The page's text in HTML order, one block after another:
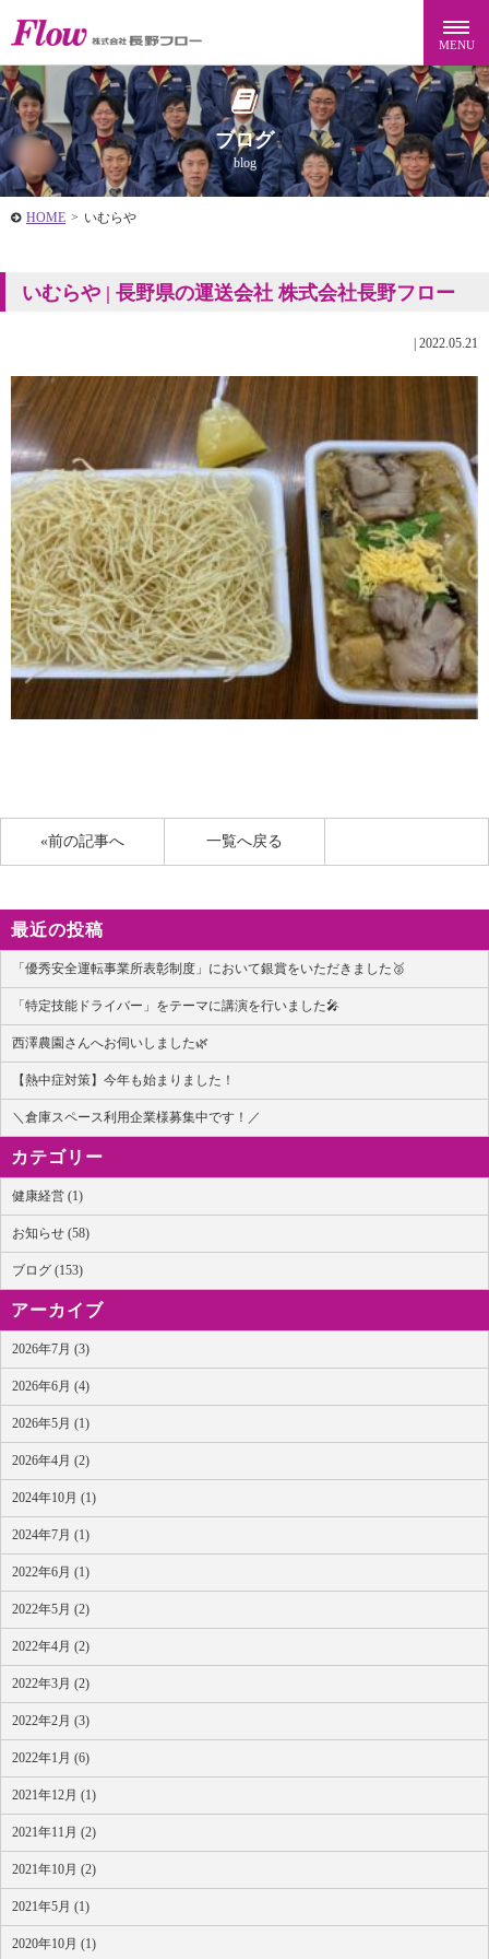
ブログ
blog
HOME > いむらや
いむらや | 長野県の運送会社 株式会社長野フロー
2022.05.21
«前の記事へ 一覧へ戻る
最近の投稿
「優秀安全運転事業所表彰制度」において銀賞をいただきました🥈
「特定技能ドライバー」をテーマに講演を行いました🎤
西澤農園さんへお伺いしました🌿
【熱中症対策】今年も始まりました！
＼倉庫スペース利用企業様募集中です！／
カテゴリー
健康経営 (1)
お知らせ (58)
ブログ (153)
アーカイブ
2026年7月 (3)
2026年6月 (4)
2026年5月 (1)
2026年4月 (2)
2024年10月 (1)
2024年7月 (1)
2022年6月 (1)
2022年5月 (2)
2022年4月 (2)
2022年3月 (2)
2022年2月 (3)
2022年1月 (6)
2021年12月 (1)
2021年11月 (2)
2021年10月 (2)
2021年5月 (1)
2020年10月 (1)